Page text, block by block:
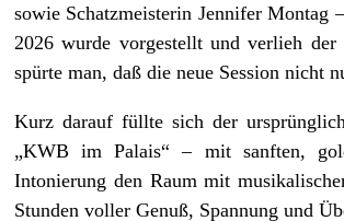
sowie Schatzmeisterin Jennifer Montag
2026 wurde vorgestellt und verlieh
spürte man, daß die neue Session nicht
Kurz darauf füllte sich der
„KWB im Palais“ – mit sanften,
Intonierung den Raum mit
Stunden voller Genuß, Spannung und